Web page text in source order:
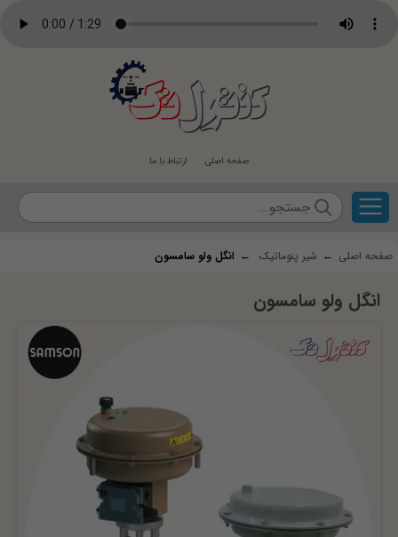
کنترلتک
صفحه اصلی ارتباط با ما
صفحه اصلی ← شیر پنوماتیک ← انگل ولو سامسون
انگل ولو سامسون